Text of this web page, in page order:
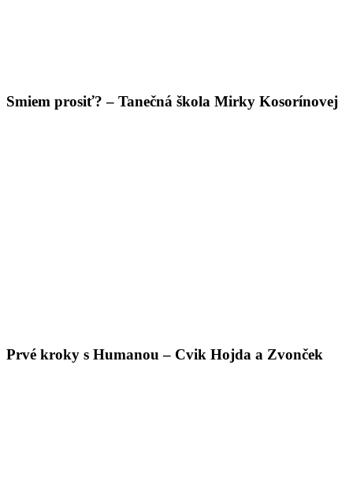
Smiem prosiť? – Tanečná škola Mirky Kosorínovej
Prvé kroky s Humanou – Cvik Hojda a Zvonček